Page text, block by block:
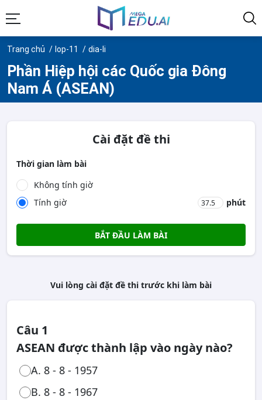
Trang chủ lop-11 dia-li
Phần Hiệp hội các Quốc gia Đông
Nam Á (ASEAN)
Cài đặt đề thi
Thời gian làm bài
Không tính giờ
Tính giờ
phút
BẮT ĐẦU LÀM BÀI
Vui lòng cài đặt đề thi trước khi làm bài
Câu 1
ASEAN được thành lập vào ngày nào?
A. 8 - 8 - 1957
B. 8 - 8 - 1967